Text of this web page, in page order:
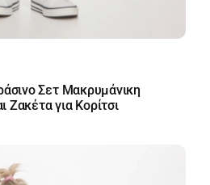
Σετ Μακρυμάνικη
για Κορίτσι